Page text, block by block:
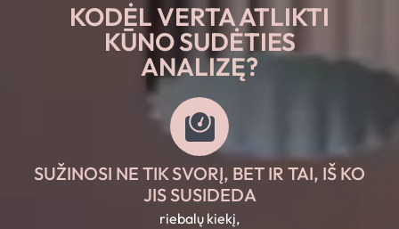
KODĖL VERTA ATLIKTI
KŪNO SUDĖTIES
ANALIZĘ?
SUŽINOSI NE TIK SVORĮ, BET IR TAI, IŠ KO
JIS SUSIDEDA
riebalų kiekį,